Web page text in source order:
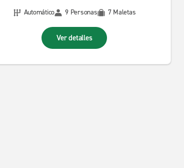
Automático
9 Personas 7 Maletas
Ver detalles